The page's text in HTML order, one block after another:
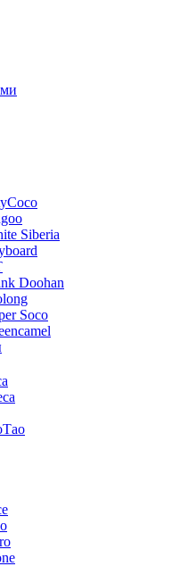
Siberia
Doohan
Soco